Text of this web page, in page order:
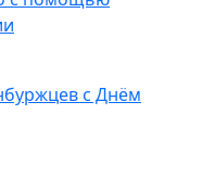
с Днём